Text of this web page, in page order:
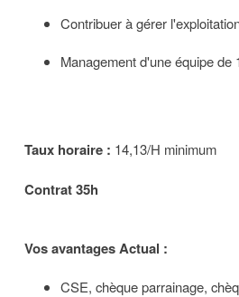
Contribuer à gérer
Management d'une équipe de
Taux horaire : 14,13/H minimum
Contrat 35h
Vos avantages Actual :
CSE, chèque parrainage,